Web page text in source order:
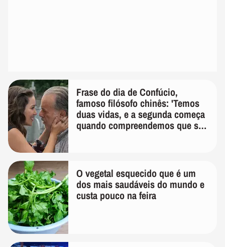
Frase do dia de Confúcio,
famoso filósofo chinês: 'Temos
duas vidas, e a segunda começa
quando compreendemos que só
O vegetal esquecido que é um
dos mais saudáveis do mundo e
custa pouco na feira